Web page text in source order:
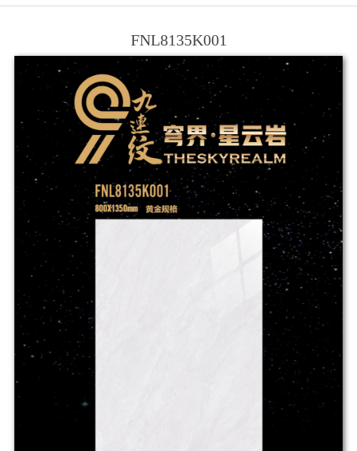
FNL8135K001